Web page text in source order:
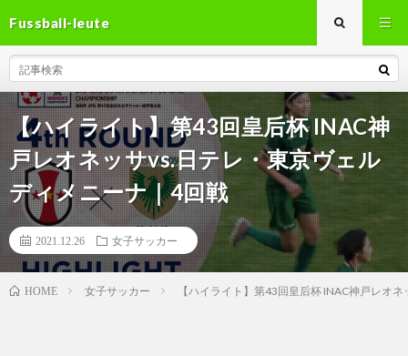
Fussball-leute
【ハイライト】第43回皇后杯 INAC神
戸レオネッサvs.日テレ・東京ヴェル
ディメニーナ｜4回戦
2021.12.26 女子サッカー
HOME 女子サッカー 【ハイライト】第43回皇后杯 INAC神戸レオ